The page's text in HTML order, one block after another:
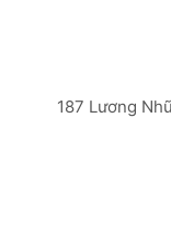
187 Lương